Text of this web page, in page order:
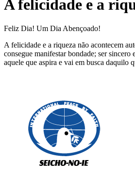
A felicidade e a
Feliz Dia! Um Dia Abençoado!
A felicidade e a riqueza não acontecem
consegue manifestar bondade; ser
aquele que aspira e vai em busca daquilo